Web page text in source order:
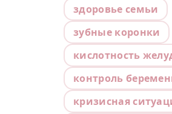
здоровье семьи
зубные коронки
кислотность
контроль
кризисная